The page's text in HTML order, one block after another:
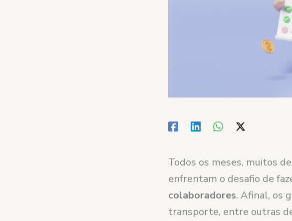
Todos os meses, muitos
enfrentam o desafio de
colaboradores. Afinal, os
transporte, entre outras